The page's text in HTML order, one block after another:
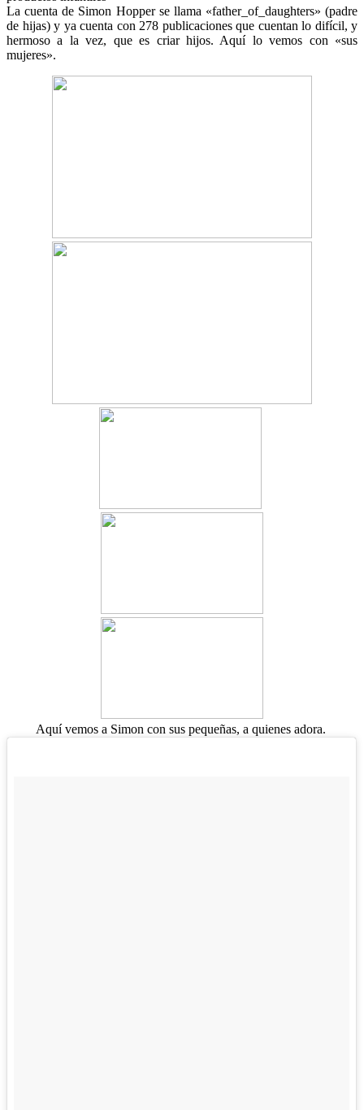
La cuenta de Simon Hopper se llama «father_of_daughters» (padre
de hijas) y ya cuenta con 278 publicaciones que cuentan lo difícil, y
hermoso a la vez, que es criar hijos. Aquí lo vemos con «sus
mujeres».
Aquí vemos a Simon con sus pequeñas, a quienes adora.